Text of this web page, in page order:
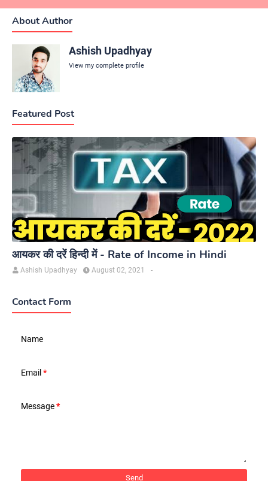
About Author
Ashish Upadhyay
View my complete profile
Featured Post
आयकर की दरें हिन्दी में - Rate of Income in Hindi
Ashish Upadhyay -
August 02, 2021
Contact Form
Name
Email *
Message*